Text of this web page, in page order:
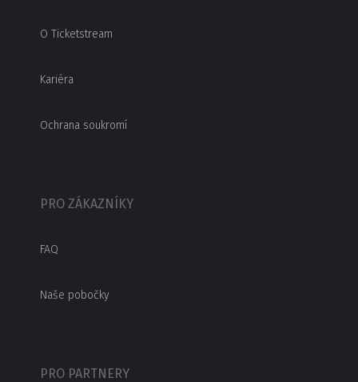
O Ticketstream
Kariéra
Ochrana soukromí
PRO ZÁKAZNÍKY
FAQ
Naše pobočky
PRO PARTNERY